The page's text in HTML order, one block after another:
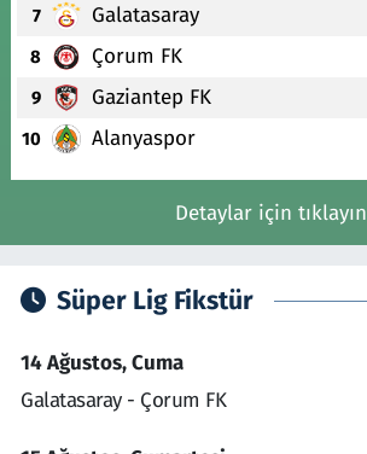
7 Galatasaray
8 Çorum FK
9 Gaziantep FK
10 Alanyaspor
Detaylar için tıklayın
Süper Lig Fikstür
14 Ağustos, Cuma
Galatasaray - Çorum FK